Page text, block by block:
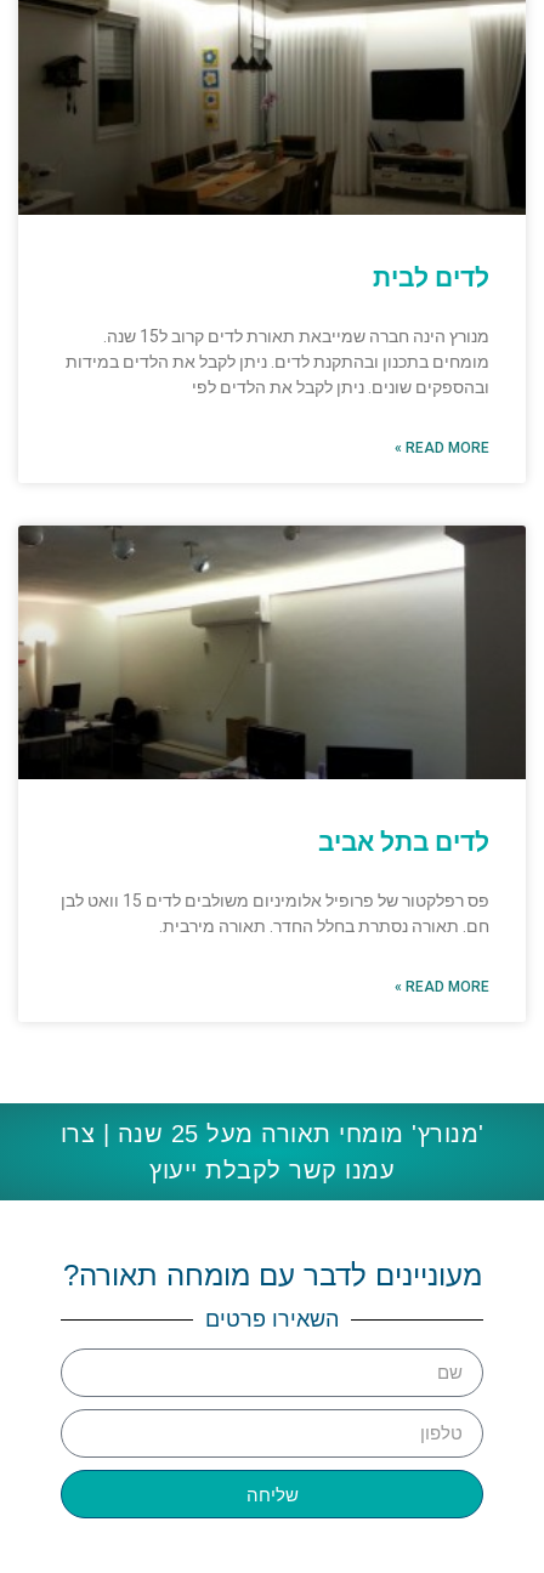
לדים לבית
מנורץ הינה חברה שמייבאת תאורת לדים קרוב ל15 שנה.
מומחים בתכנון ובהתקנת לדים. ניתן לקבל את הלדים במידות
ובהספקים שונים. ניתן לקבל את הלדים לפי
READ MORE »
לדים בתל אביב
פס רפלקטור של פרופיל אלומיניום משולבים לדים 15 וואט לבן
חם. תאורה נסתרת בחלל החדר. תאורה מירבית.
READ MORE »
'מנורץ' מומחי תאורה מעל 25 שנה | צרו
עמנו קשר לקבלת ייעוץ
מעוניינים לדבר עם מומחה תאורה?
השאירו פרטים
שליחה